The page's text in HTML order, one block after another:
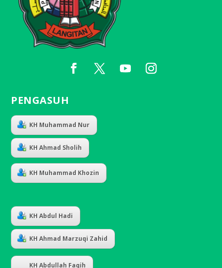
PENGASUH
KH Muhammad Nur
KH Ahmad Sholih
KH Muhammad Khozin
KH Abdul Hadi
KH Ahmad Marzuqi Zahid
KH Abdullah Faqih